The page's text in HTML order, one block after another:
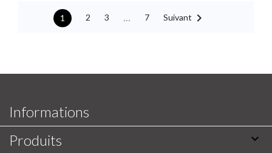
1 2 3 7 Suivant 
Informations
Produits
